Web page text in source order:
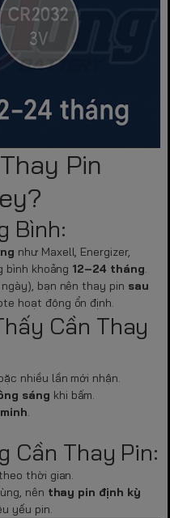
Pin
Bình:
như Maxell, Energizer,
bình khoảng 12–24 tháng.
bạn nên thay pin sau
hoạt động ổn định.
Cần Thay
nhiều lần mới nhận.
sáng khi bấm.
.
Cần Thay Pin:
thời gian.
nên thay pin định kỳ
yếu pin.